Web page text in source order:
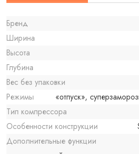
Бренд
Ширина
Высота
Глубина
Вес без упаковки
Режимы
«отпуск»,
Тип компрессора
Особенности конструкции
Дополнительные функции